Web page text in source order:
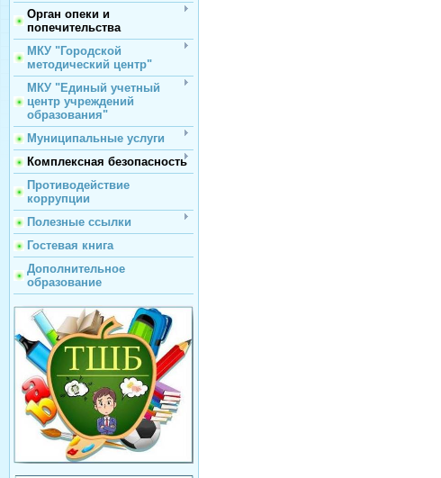
Орган опеки и
попечительства
МКУ "Городской
методический центр"
МКУ "Единый учетный
центр учреждений
образования"
Муниципальные услуги
Комплексная безопасность
Противодействие
коррупции
Полезные ссылки
Гостевая книга
Дополнительное
образование